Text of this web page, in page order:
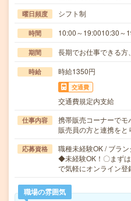
曜日頻度 シフト制
時間 10:00～19:0010:30～
期間 長期でお仕事できる方
時給 時給1350円
交通費
交通費規定内支給
仕事内容
携帯販売コーナーで
販売員の方と連携を
応募資格
職種未経験OK / ブラ
◆未経験OK！〇まず
で気軽にオンライン
職場の雰囲気